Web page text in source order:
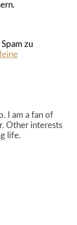
zu
I am a fan of
Other interests
life.